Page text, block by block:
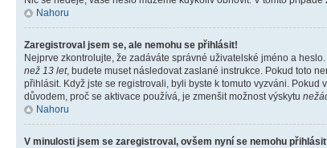
Nahoru
Zaregistroval jsem se, ale nemohu se přihlásit!
Nejprve zkontrolujte, že zadáváte správné uživatelské jméno a
než 13 let, budete muset následovat zaslané instrukce. Pokud toto
přihlásit. Když jste se registrovali, byli byste k tomuto vyzváni.
důvodem, proč se aktivace používá, je zmenšit možnost výskytu
Nahoru
V minulosti jsem se zaregistroval, ovšem nyní se nemohu